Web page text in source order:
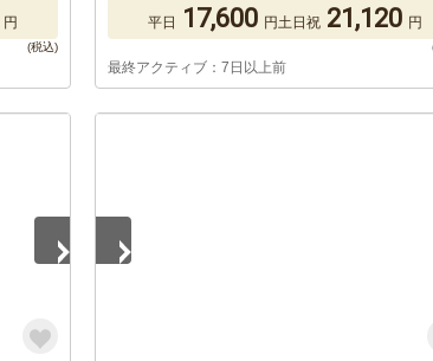
円 平日 17,600 円土日祝 21,120 円
最終アクティブ：7日以上前